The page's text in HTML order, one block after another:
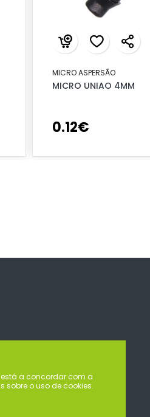
MICRO ASPERSÃO
MICRO UNIAO 4MM
0.12€
a concordar com a
sobre o uso de cookies.